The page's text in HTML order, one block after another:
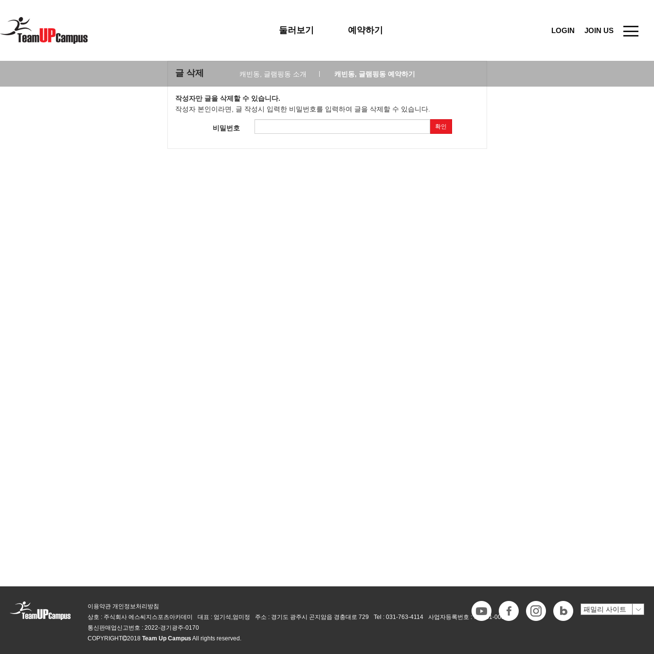
LOGIN JOIN US
둘러보기 예약하기
캐빈동, 글램핑동 소개 캐빈동, 글램핑동 예약하기
글 삭제
작성자만 글을 삭제할 수 있습니다.
작성자 본인이라면, 글 작성시 입력한 비밀번호를 입력하여 글을 삭제할 수 있습니다.
비밀번호 확인
이용약관 개인정보처리방침
상호 : 주식회사 에스씨지스포츠아카데미
대표 : 엄기석,엄미정 주소 : 경기도 광주시 곤지암읍 경충대로 729 Tel : 031-763-4114 사업자등록번호 :718-81-00546
통신판매업신고번호 : 2022-경기광주-0170
COPYRIGHT
2018 Team Up Campus All rights reserved.